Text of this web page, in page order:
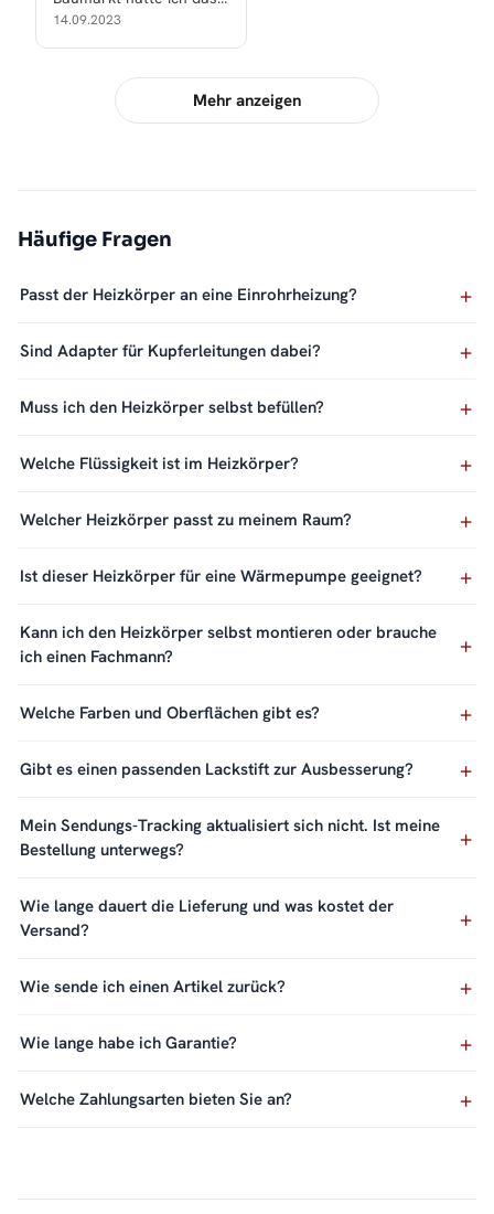
doppelte oder dreifache
bezahlt!
14.09.2023
Mehr anzeigen
Häufige Fragen
Passt der Heizkörper an eine Einrohrheizung?
Sind Adapter für Kupferleitungen dabei?
Muss ich den Heizkörper selbst befüllen?
Welche Flüssigkeit ist im Heizkörper?
Welcher Heizkörper passt zu meinem Raum?
Ist dieser Heizkörper für eine Wärmepumpe geeignet?
Kann ich den Heizkörper selbst montieren oder brauche
ich einen Fachmann?
Welche Farben und Oberflächen gibt es?
Gibt es einen passenden Lackstift zur Ausbesserung?
Mein Sendungs-Tracking aktualisiert sich nicht. Ist meine
Bestellung unterwegs?
Wie lange dauert die Lieferung und was kostet der
Versand?
Wie sende ich einen Artikel zurück?
Wie lange habe ich Garantie?
Welche Zahlungsarten bieten Sie an?